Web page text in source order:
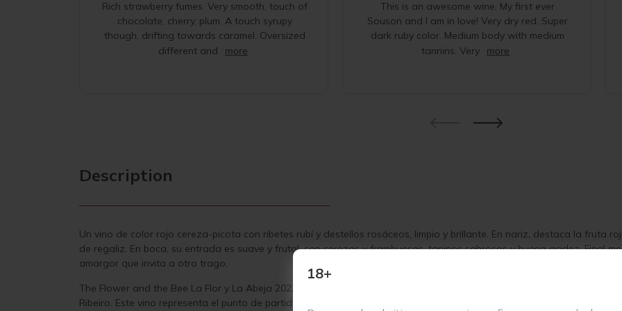
18+
2022
CANTIDAD
Rich strawberry fumes. Very smooth, touch of
chocolate, cherry, plum. A touch syrupy
though, drifting towards caramel. Oversized
different and
more
This is an awesome wine. My first ever
Souson and I am in love! Very dry red. Super
dark ruby color. Medium body with medium
tannins. Very
more
Description
Un vino de color rojo cereza-picota con ribetes rubí y destellos rosáceos, limpio y brillante. En nariz, destaca la fruta
de regaliz. En boca, su entrada es suave y frutal, con cerezas y frambuesas, taninos sabrosos y buena acidez. Final
amargor que invita a otro trago.
The Flower and the Bee La Flor y La Abeja ​​ 2022 es un vino tinto excepcional elaborado con la variedad Sousão por la
Ribeiro. Este vino representa el punto de partida para adentrarse en la esencia de los vinos de Gomariz, un reflejo fiel